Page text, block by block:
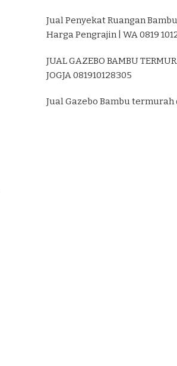
Jual Penyekat Ruangan
Harga Pengrajin | WA 0819
JUAL GAZEBO BAMBU
JOGJA 081910128305
Jual Gazebo Bambu termurah